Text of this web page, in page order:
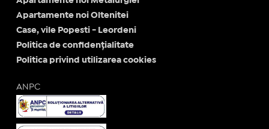
Apartamente noi Oltenitei
Case, vile Popesti - Leordeni
Politica de confidențialitate
Politica privind utilizarea cookies
ANPC